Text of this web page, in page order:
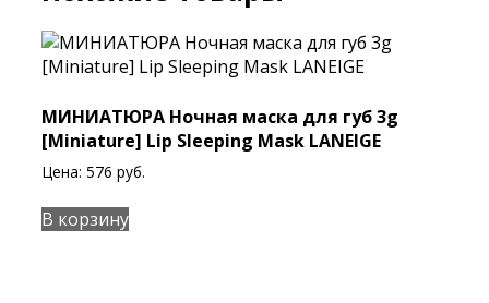
МИНИАТЮРА Ночная маска для губ 3g
[Miniature] Lip Sleeping Mask LANEIGE
Цена: 576 руб.
В корзину